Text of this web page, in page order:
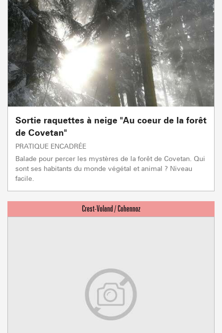
Sortie raquettes à neige "Au coeur de la forêt
de Covetan"
PRATIQUE ENCADRÉE
Balade pour percer les mystères de la forêt de Covetan. Qui
sont ses habitants du monde végétal et animal ? Niveau
facile.